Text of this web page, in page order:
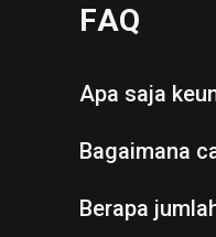
FAQ
Apa saja
Bagaimana
Berapa